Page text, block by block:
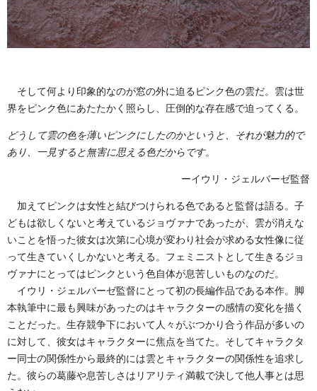
そして何より印象的なのが窓の外に迫るピンク色の雲だ。雲は世
界をピンク色にあたたかく照らし、圧倒的な存在感で迫ってくる。
どうして雲の色を薄いピンクにしたのかというと、それが魅力的で
あり、一見すると無害に思える色だからです。
ーイウリ・ジェルバーゼ監督
加えてピンクは女性と結びつけられる色であると監督は語る。子
どもは欲しくないと考えているジョヴァナであったが、雲が消えな
いことを悟った彼女は次第に心境が変わり社会が求める女性像に従
って生きていくしかないと考える。フェミニストとして生きるジョ
ヴァナにとってはピンクという色自体が息苦しいものなのだ。
イウリ・ジェルバーゼ監督にとって初の長編作品である本作。脚
本執筆中に最も興味があったのはキャラクターの感情の変化を描く
ことだった。生存競争下において人々がぶつかり合う作品が多いの
に対して、彼女はキャラクターに焦点を当てた。そしてキャラクタ
ー同士の関係性から最終的には雲とキャラクターの関係性を追求し
た。彼らの葛藤や息苦しさはリアリティ満載で決して他人事とは思